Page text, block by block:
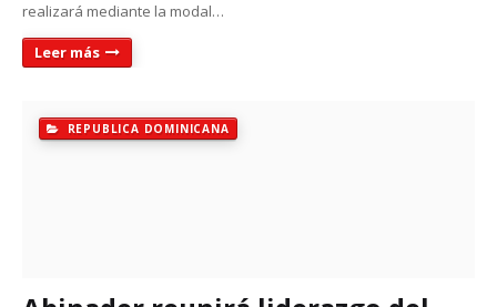
realizará mediante la modal…
Leer más
REPUBLICA DOMINICANA